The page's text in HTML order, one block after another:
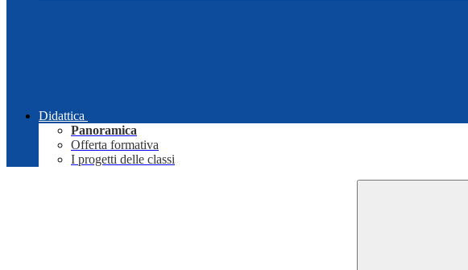
Didattica
Panoramica
Offerta formativa
I progetti delle classi